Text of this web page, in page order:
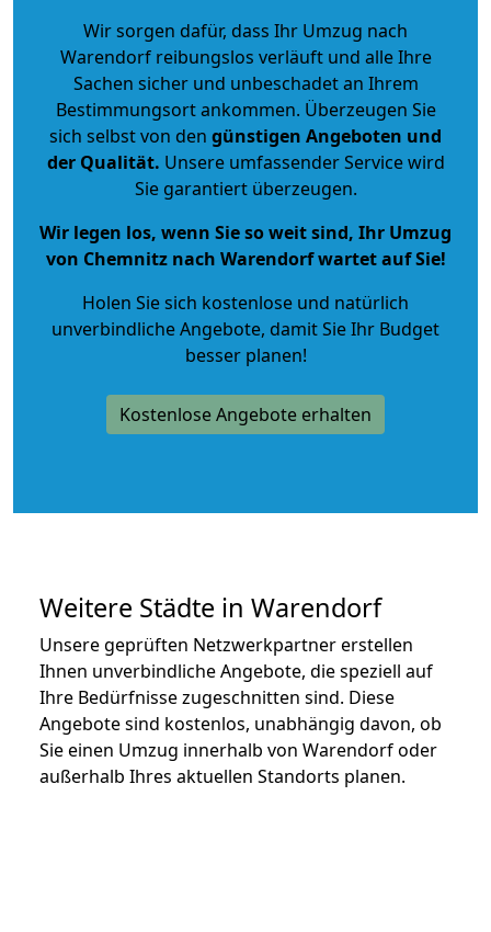
Wir sorgen dafür, dass Ihr Umzug nach
Warendorf reibungslos verläuft und alle Ihre
Sachen sicher und unbeschadet an Ihrem
Bestimmungsort ankommen. Überzeugen Sie
sich selbst von den günstigen Angeboten und
der Qualität. Unsere umfassender Service wird
Sie garantiert überzeugen.
Wir legen los, wenn Sie so weit sind, Ihr Umzug
von Chemnitz nach Warendorf wartet auf Sie!
Holen Sie sich kostenlose und natürlich
unverbindliche Angebote, damit Sie Ihr Budget
besser planen!
Kostenlose Angebote erhalten
Weitere Städte in Warendorf
Unsere geprüften Netzwerkpartner erstellen
Ihnen unverbindliche Angebote, die speziell auf
Ihre Bedürfnisse zugeschnitten sind. Diese
Angebote sind kostenlos, unabhängig davon, ob
Sie einen Umzug innerhalb von Warendorf oder
außerhalb Ihres aktuellen Standorts planen.